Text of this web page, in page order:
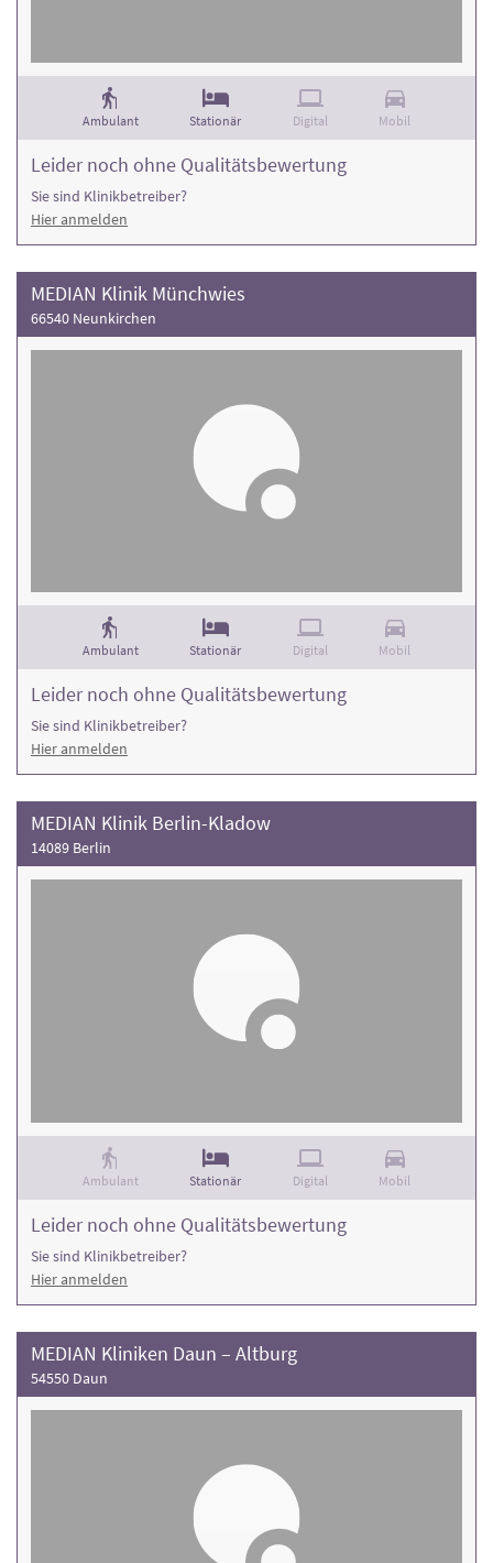
Ambulant Stationär Digital Mobil
Leider noch ohne Qualitätsbewertung
Sie sind Klinikbetreiber?
Hier anmelden
MEDIAN Klinik Münchwies
66540 Neunkirchen
Ambulant Stationär Digital Mobil
Leider noch ohne Qualitätsbewertung
Sie sind Klinikbetreiber?
Hier anmelden
MEDIAN Klinik Berlin-Kladow
14089 Berlin
Ambulant Stationär Digital Mobil
Leider noch ohne Qualitätsbewertung
Sie sind Klinikbetreiber?
Hier anmelden
MEDIAN Kliniken Daun – Altburg
54550 Daun